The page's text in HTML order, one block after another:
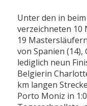
Unter den in
verzeichneten 10
19
von Spanien
lediglich neun
Belgierin
km langen
Porto Moniz in